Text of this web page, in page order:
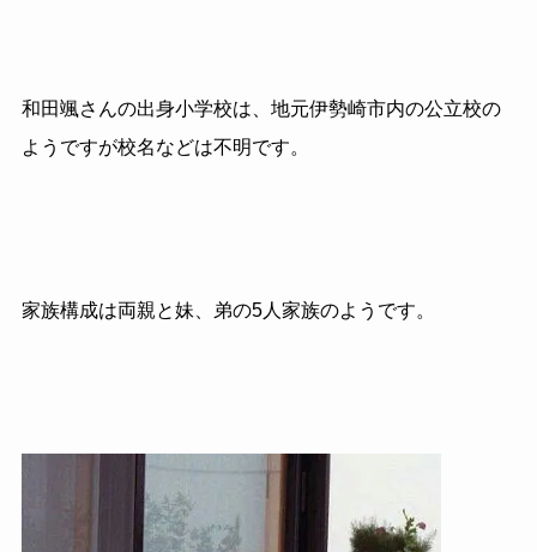
和田颯さんの出身小学校は、地元伊勢崎市内の公立校の
ようですが校名などは不明です。
家族構成は両親と妹、弟の5人家族のようです。